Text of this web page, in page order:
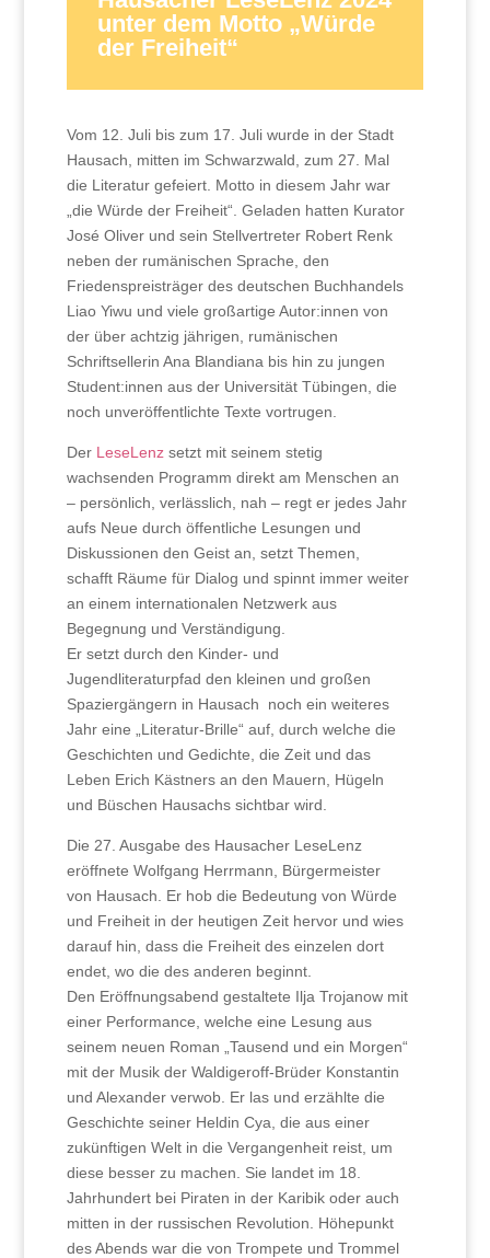
unter dem Motto „Würde
der Freiheit“
Vom 12. Juli bis zum 17. Juli wurde in der Stadt
Hausach, mitten im Schwarzwald, zum 27. Mal
die Literatur gefeiert. Motto in diesem Jahr war
„die Würde der Freiheit“. Geladen hatten Kurator
José Oliver und sein Stellvertreter Robert Renk
neben der rumänischen Sprache, den
Friedenspreisträger des deutschen Buchhandels
Liao Yiwu und viele großartige Autor:innen von
der über achtzig jährigen, rumänischen
Schriftsellerin Ana Blandiana bis hin zu jungen
Student:innen aus der Universität Tübingen, die
noch unveröffentlichte Texte vortrugen.
Der LeseLenzsetzt mit seinem stetig
wachsenden Programm direkt am Menschen an
– persönlich, verlässlich, nah – regt er jedes Jahr
aufs Neue durch öffentliche Lesungen und
Diskussionen den Geist an, setzt Themen,
schafft Räume für Dialog und spinnt immer weiter
an einem internationalen Netzwerk aus
Begegnung und Verständigung.
Er setzt durch den Kinder- und
Jugendliteraturpfad den kleinen und großen
Spaziergängern in Hausach noch ein weiteres
Jahr eine „Literatur-Brille“ auf, durch welche die
Geschichten und Gedichte, die Zeit und das
Leben Erich Kästners an den Mauern, Hügeln
und Büschen Hausachs sichtbar wird.
Die 27. Ausgabe des Hausacher LeseLenz
eröffnete Wolfgang Herrmann, Bürgermeister
von Hausach. Er hob die Bedeutung von Würde
und Freiheit in der heutigen Zeit hervor und wies
darauf hin, dass die Freiheit des einzelen dort
endet, wo die des anderen beginnt.
Den Eröffnungsabend gestaltete Ilja Trojanow mit
einer Performance, welche eine Lesung aus
seinem neuen Roman „Tausend und ein Morgen“
mit der Musik der Waldigeroff-Brüder Konstantin
und Alexander verwob. Er las und erzählte die
Geschichte seiner Heldin Cya, die aus einer
zukünftigen Welt in die Vergangenheit reist, um
diese besser zu machen. Sie landet im 18.
Jahrhundert bei Piraten in der Karibik oder auch
mitten in der russischen Revolution. Höhepunkt
des Abends war die von Trompete und Trommel